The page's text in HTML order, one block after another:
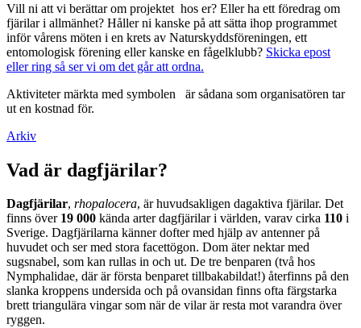
Vill ni att vi berättar om projektet hos er? Eller ha ett föredrag om
fjärilar i allmänhet? Håller ni kanske på att sätta ihop programmet
inför vårens möten i en krets av Naturskyddsföreningen, ett
entomologisk förening eller kanske en fågelklubb? Skicka epost
eller ring så ser vi om det går att ordna.
Aktiviteter märkta med symbolen
är sådana som organisatören tar
ut en kostnad för.
Arkiv
Vad är dagfjärilar?
Dagfjärilar, rhopalocera, är huvudsakligen dagaktiva fjärilar. Det
finns över 19 000 kända arter dagfjärilar i världen, varav cirka 110 i
Sverige. Dagfjärilarna känner dofter med hjälp av antenner på
huvudet och ser med stora facettögon. Dom äter nektar med
sugsnabel, som kan rullas in och ut. De tre benparen (två hos
Nymphalidae, där är första benparet tillbakabildat!) återfinns på den
slanka kroppens undersida och på ovansidan finns ofta färgstarka
brett triangulära vingar som när de vilar är resta mot varandra över
ryggen.